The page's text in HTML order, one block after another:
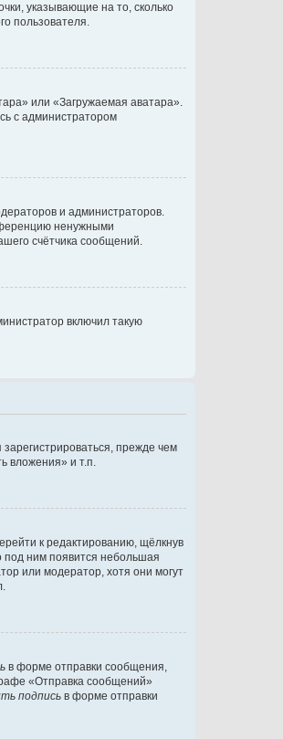
указывающие на то, сколько
пользователя.
или «Загружаемая аватара».
с администратором
и администраторов.
ненужными
счётчика сообщений.
включил такую
прежде чем
вложения» и т.п.
к редактированию, щёлкнув
под ним появится небольшая
или модератор, хотя они могут
в форме отправки сообщения,
«Отправка сообщений»
подпись в форме отправки